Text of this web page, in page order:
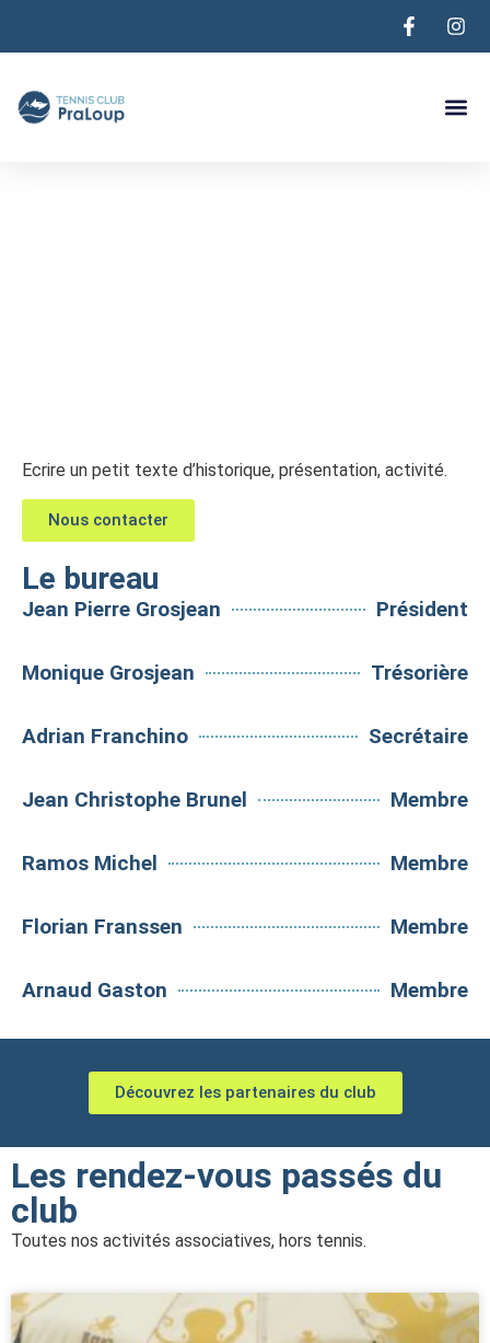
Ecrire un petit texte d’historique, présentation, activité.
Nous contacter
Le bureau
Jean Pierre Grosjean Président
Monique Grosjean Trésorière
Adrian Franchino Secrétaire
Jean Christophe Brunel Membre
Ramos Michel Membre
Florian Franssen Membre
Arnaud Gaston Membre
Découvrez les partenaires du club
Les rendez-vous passés du
club
Toutes nos activités associatives, hors tennis.